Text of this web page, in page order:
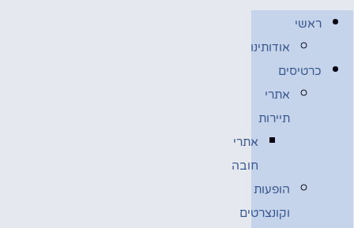
ראשי
אודותינו
כרטיסים
אתרי
תיירות
אתרי
חובה
הופעות
וקונצרטים